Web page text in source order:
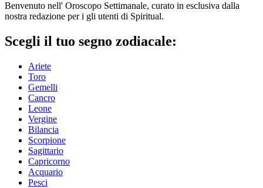
Benvenuto nell' Oroscopo Settimanale, curato in esclusiva dalla
nostra redazione per i gli utenti di Spiritual.
Scegli il tuo segno zodiacale:
Ariete
Toro
Gemelli
Cancro
Leone
Vergine
Bilancia
Scorpione
Sagittario
Capricorno
Acquario
Pesci